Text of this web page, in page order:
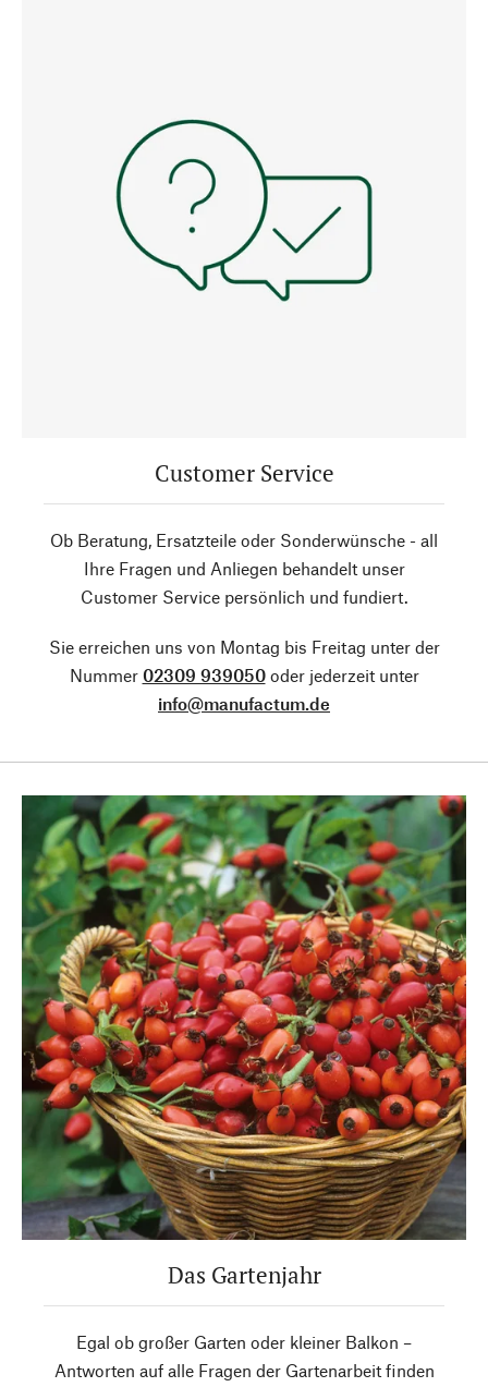
Customer Service
Ob Beratung, Ersatzteile oder Sonderwünsche - all
Ihre Fragen und Anliegen behandelt unser
Customer Service persönlich und fundiert.
Sie erreichen uns von Montag bis Freitag unter der
Nummer 02309 939050oder jederzeit unter
info@manufactum.de
Das Gartenjahr
Egal ob großer Garten oder kleiner Balkon –
Antworten auf alle Fragen der Gartenarbeit finden